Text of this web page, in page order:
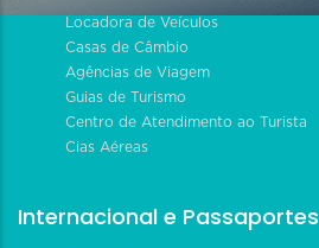
Locadora de Veículos
Casas de Câmbio
Agências de Viagem
Guias de Turismo
Centro de Atendimento ao Turista
Cias Aéreas
Internacional e Passaportes